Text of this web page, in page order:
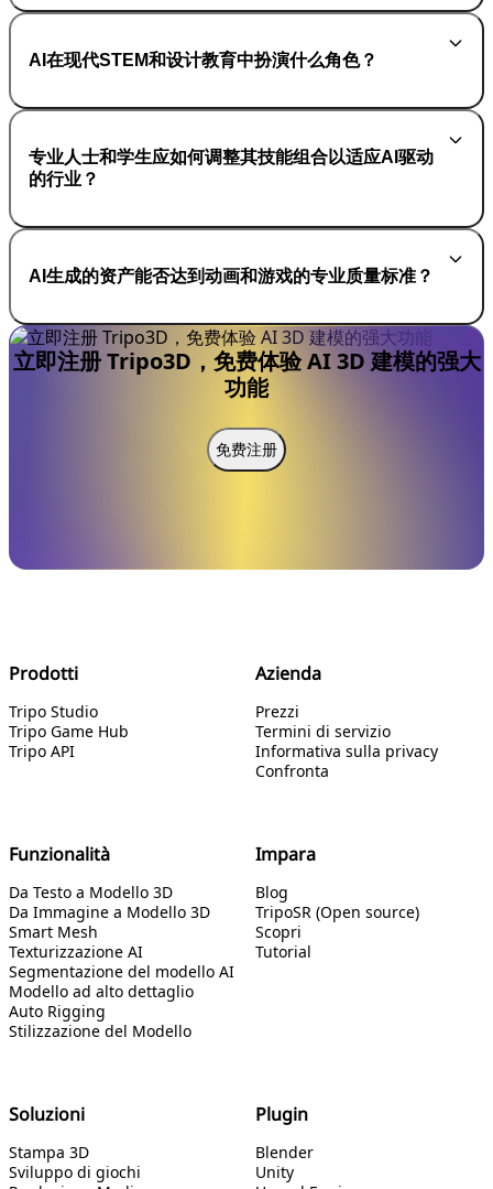
AI在现代STEM和设计教育中扮演什么角色？
专业人士和学生应如何调整其技能组合以适应AI驱动
的行业？
AI生成的资产能否达到动画和游戏的专业质量标准？
立即注册 Tripo3D，免费体验 AI 3D 建模的强大
功能
免费注册
Prodotti
Tripo Studio
Tripo Game Hub
Tripo API
Azienda
Prezzi
Termini di servizio
Informativa sulla privacy
Confronta
Funzionalità
Da Testo a Modello 3D
Da Immagine a Modello 3D
Smart Mesh
Texturizzazione AI
Segmentazione del modello AI
Modello ad alto dettaglio
Auto Rigging
Stilizzazione del Modello
Impara
Blog
TripoSR (Open source)
Scopri
Tutorial
Soluzioni
Stampa 3D
Sviluppo di giochi
Plugin
Blender
Unity